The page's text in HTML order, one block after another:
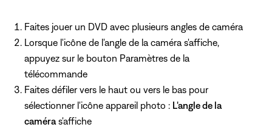
Faites jouer un DVD avec plusieurs angles de caméra
Lorsque l'icône de l'angle de la caméra s'affiche,
appuyez sur le bouton Paramètres de la
télécommande
Faites défiler vers le haut ou vers le bas pour
sélectionner l'icône appareil photo : L'angle de la
caméra s'affiche